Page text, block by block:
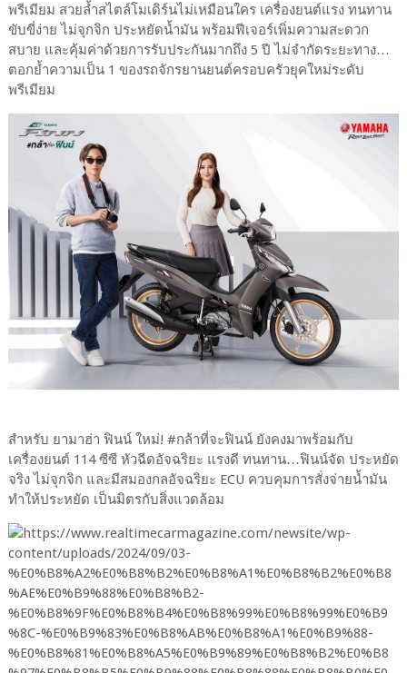
พรีเมียม สวยล้ำสไตล์โมเดิร์นไม่เหมือนใคร เครื่องยนต์แรง ทนทาน
ขับขี่ง่าย ไม่จุกจิก ประหยัดน้ำมัน พร้อมฟีเจอร์เพิ่มความสะดวก
สบาย และคุ้มค่าด้วยการรับประกันมากถึง 5 ปี ไม่จำกัดระยะทาง…
ตอกย้ำความเป็น 1 ของรถจักรยานยนต์ครอบครัวยุคใหม่ระดับ
พรีเมียม
สำหรับ ยามาฮ่า ฟินน์ ใหม่! #กล้าที่จะฟินน์ ยังคงมาพร้อมกับ
เครื่องยนต์ 114 ซีซี หัวฉีดอัจฉริยะ แรงดี ทนทาน…ฟินน์จัด ประหยัด
จริง ไม่จุกจิก และมีสมองกลอัจฉริยะ ECU ควบคุมการสั่งจ่ายน้ำมัน
ทำให้ประหยัด เป็นมิตรกับสิ่งแวดล้อม